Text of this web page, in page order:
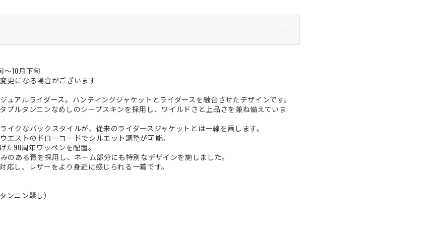
10月下旬
更になる場合がございます
ュアルライダース。ハンティングジャケットとライダースを融合させたデザインです。
ブルタンニンなめしのシープスキンを採用し、ワイルドさと上品さを兼ね備えていま
イクなバックスタイルが、従来のライダースジャケットとは一線を画します。
エストのドローコードでシルエット調整が可能。
た90周年ワッペンを配置。
のある青を採用し、ネーム部分にも特別なデザインを施しました。
応し、レザーをより身近に感じられる一着です。
ンニン鞣し）